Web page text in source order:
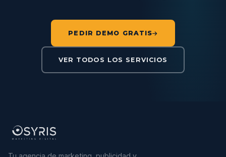
PEDIR DEMO GRATIS
VER TODOS LOS SERVICIOS